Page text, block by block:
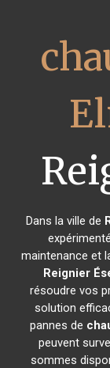
Dans la ville de
maintenance et
Reignier
résoudre vos
solution
pannes de
peuvent
sommes